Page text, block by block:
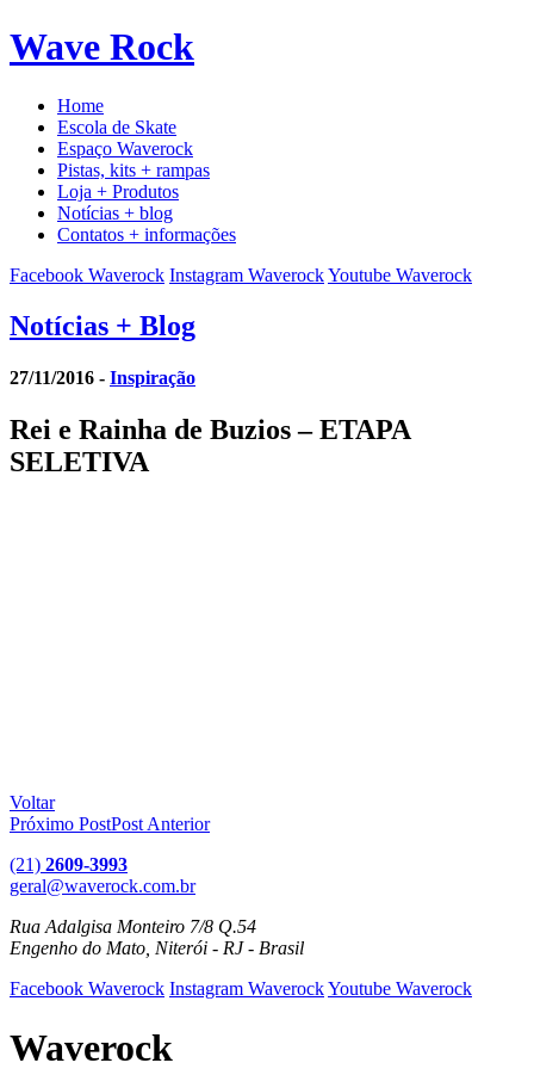
Wave Rock
Home
Escola de Skate
Espaço Waverock
Pistas, kits + rampas
Loja + Produtos
Notícias + blog
Contatos + informações
Facebook Waverock Instagram WaverockYoutube Waverock
Notícias + Blog
27/11/2016 - Inspiração
Rei e Rainha de Buzios – ETAPA
SELETIVA
Voltar
Próximo PostPost Anterior
(21) 2609-3993
geral@waverock.com.br
Rua Adalgisa Monteiro 7/8 Q.54
Engenho do Mato, Niterói - RJ - Brasil
Facebook Waverock Instagram WaverockYoutube Waverock
Waverock